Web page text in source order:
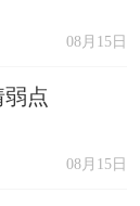
08月15日
点
08月15日